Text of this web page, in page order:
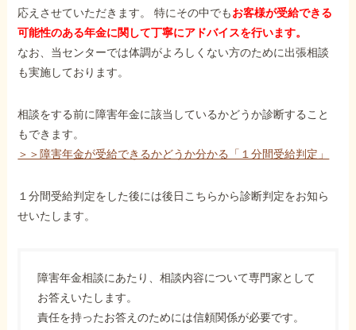
応えさせていただきます。 特にその中でもお客様が受給できる
可能性のある年金に関して丁寧にアドバイスを行います。
なお、当センターでは体調がよろしくない方のために出張相談
も実施しております。
相談をする前に障害年金に該当しているかどうか診断すること
もできます。
＞＞障害年金が受給できるかどうか分かる「１分間受給判定」
１分間受給判定をした後には後日こちらから診断判定をお知ら
せいたします。
障害年金相談にあたり、相談内容について専門家として
お答えいたします。
責任を持ったお答えのためには信頼関係が必要です。